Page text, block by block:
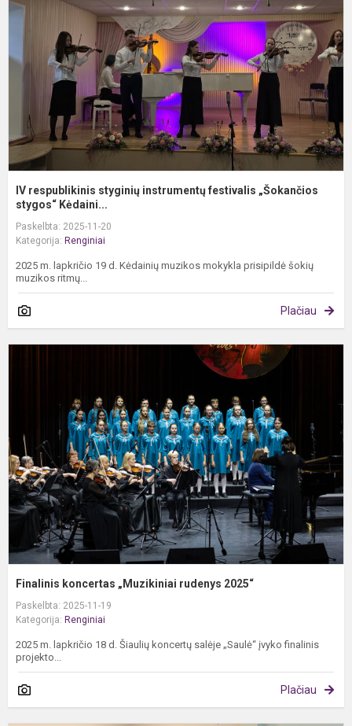
IV respublikinis styginių instrumentų festivalis „Šokančios
stygos“ Kėdaini...
Paskelbta: 2025-11-20
Kategorija: Renginiai
2025 m. lapkričio 19 d. Kėdainių muzikos mokykla prisipildė šokių
muzikos ritmų...
Plačiau
Finalinis koncertas „Muzikiniai rudenys 2025“
Paskelbta: 2025-11-19
Kategorija: Renginiai
2025 m. lapkričio 18 d. Šiaulių koncertų salėje „Saulė“ įvyko finalinis
projekto...
Plačiau